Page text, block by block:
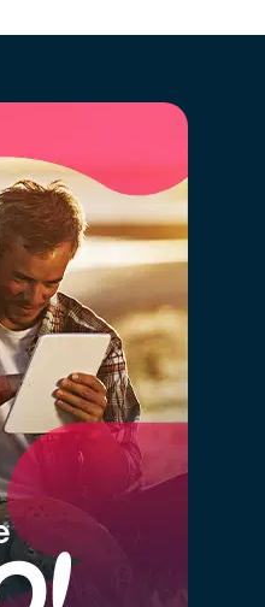
imóvel no
serão inseridas
com a maior base
cruzando a
de imóveis
recentemente no
vendas.